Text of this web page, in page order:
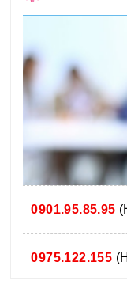
0901.95.85.95
0975.122.155